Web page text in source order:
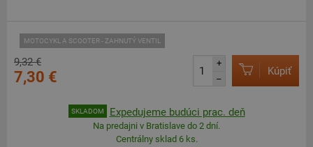
MOTOCYKL A SCOOTER - ZAHNUTÝ VENTIL
9,32 €
7,30 €
+
–
Kúpiť
SKLADOM Expedujeme budúci prac. deň
Na predajni v Bratislave do 2 dní.
Centrálny sklad 6 ks.